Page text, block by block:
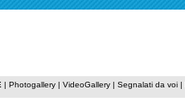
| Photogallery | VideoGallery | Segnalati da voi |